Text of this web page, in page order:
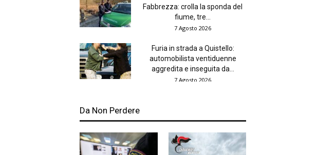
Fabbrezza: crolla la sponda del
fiume, tre...
7 Agosto 2026
Furia in strada a Quistello:
automobilista ventiduenne
aggredita e inseguita da...
7 Agosto 2026
Da Non Perdere